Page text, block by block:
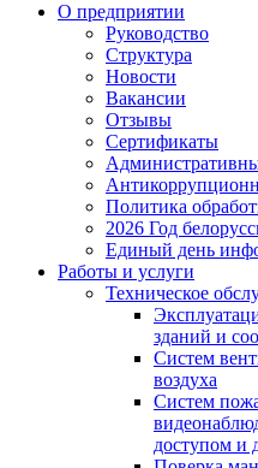
О предприятии
Руководство
Структура
Новости
Вакансии
Отзывы
Сертификаты
Политика
2026 Год
Единый день
Работы и услуги
Техническое
зданий и
Систем
воздуха
Систем
доступом и